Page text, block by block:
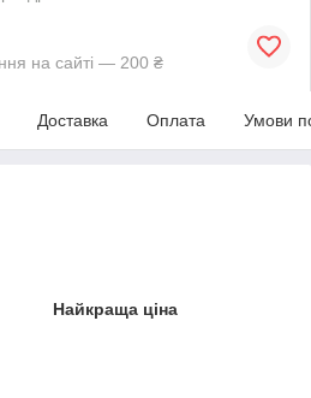
на сайті — 200 ₴
Доставка Оплата Умови
Найкраща ціна